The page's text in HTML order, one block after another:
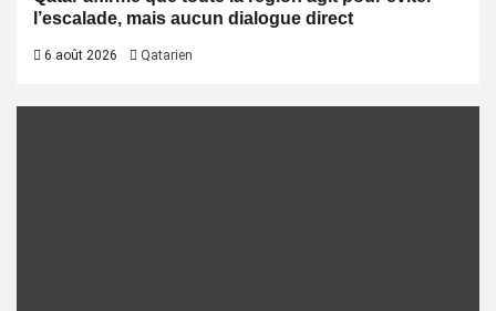
l’escalade, mais aucun dialogue direct
6 août 2026 Qatarien